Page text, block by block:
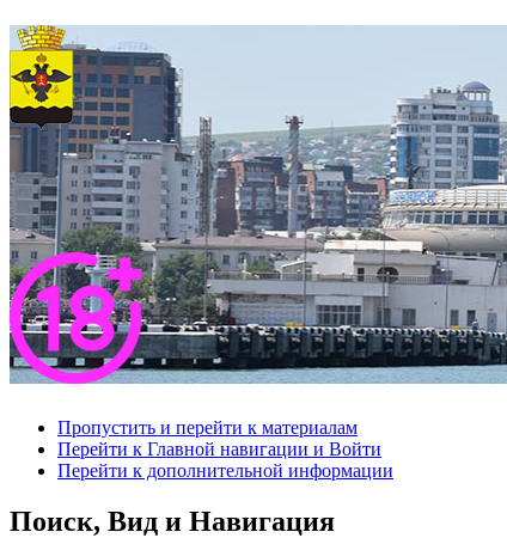
Пропустить и перейти к материалам
Перейти к Главной навигации и Войти
Перейти к дополнительной информации
Поиск, Вид и Навигация